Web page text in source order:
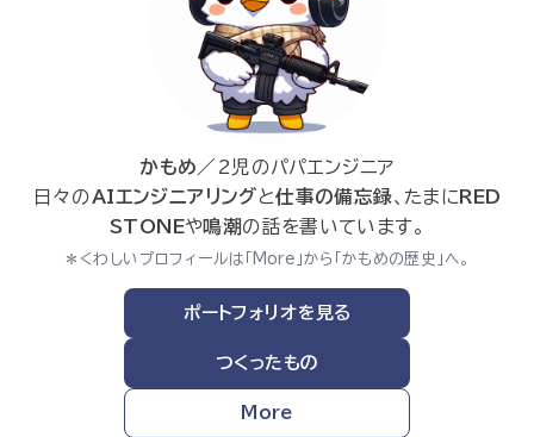
かもめ／2児のパパエンジニア
日々のAIエンジニアリングと仕事の備忘録、たまに RED
STONEや鳴潮の話を書いています。
＊くわしいプロフィールは「More」から「かもめの歴史」へ。
ポートフォリオを見る
つくったもの
More